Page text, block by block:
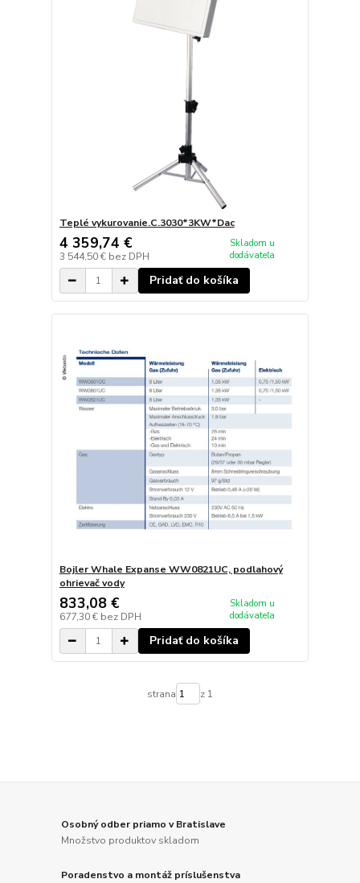
Teplé vykurovanie.C.3030*3KW*Dac
4 359,74 €
3 544,50 € bez DPH
Skladom u
dodávateľa
Pridať do košíka
Bojler Whale Expanse WW0821UC, podlahový
ohrievač vody
833,08 €
677,30 € bez DPH
Skladom u
dodávateľa
Pridať do košíka
strana z 1
Osobný odber priamo v Bratislave
Množstvo produktov skladom
Poradenstvo a montáž príslušenstva